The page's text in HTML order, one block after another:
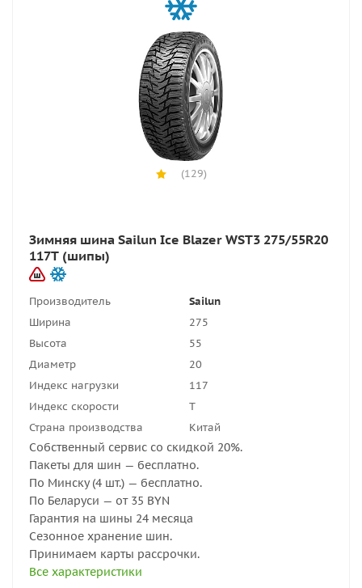
(129)
Зимняя шина Sailun Ice Blazer WST3 275/55R20
117T (шипы)
Производитель
Sailun
Ширина
275
Высота
55
Диаметр
20
Индекс нагрузки
117
Индекс скорости
T
Страна производства
Китай
Собственный сервис со скидкой 20%.
Пакеты для шин — бесплатно.
По Минску (4 шт.) — бесплатно.
По Беларуси — от 35 BYN
Гарантия на шины 24 месяца
Сезонное хранение шин.
Принимаем карты рассрочки.
Все характеристики